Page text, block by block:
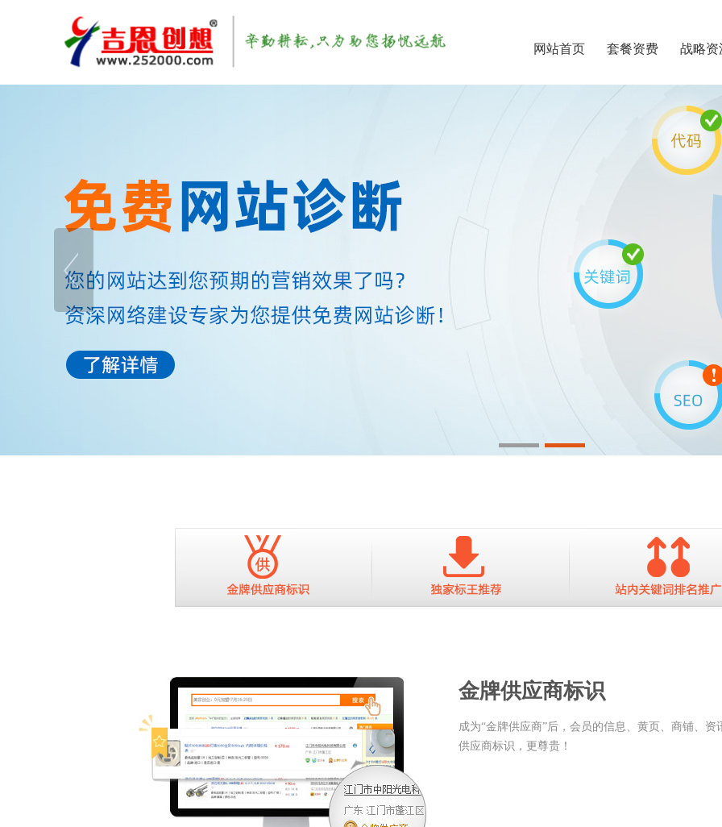
网站首页 套餐资费 战略资
金牌供应商标识
成为“金牌供应商”后，会员的信息、黄页、商铺、
供应商标识，更尊贵！